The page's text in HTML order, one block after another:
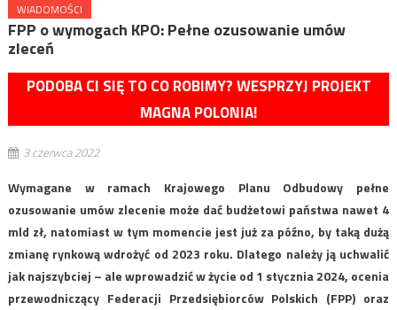
WIADOMOŚCI
FPP o wymogach KPO: Pełne ozusowanie umów
zleceń
PODOBA CI SIĘ TO CO ROBIMY? WESPRZYJ PROJEKT
MAGNA POLONIA!
3 czerwca 2022
Wymagane w ramach Krajowego Planu Odbudowy pełne
ozusowanie umów zlecenie może dać budżetowi państwa nawet 4
mld zł, natomiast w tym momencie jest już za późno, by taką dużą
zmianę rynkową wdrożyć od 2023 roku. Dlatego należy ją uchwalić
jak najszybciej – ale wprowadzić w życie od 1 stycznia 2024, ocenia
przewodniczący Federacji Przedsiębiorców Polskich (FPP) oraz